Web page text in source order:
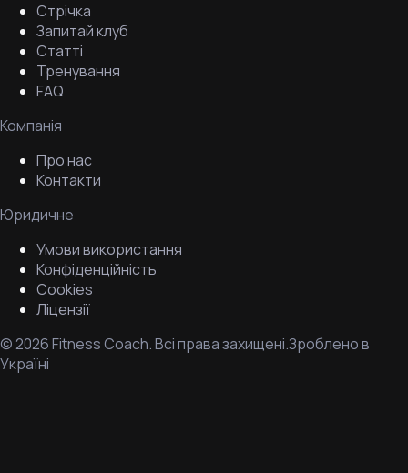
Стрічка
Запитай клуб
Статті
Тренування
FAQ
Компанія
Про нас
Контакти
Юридичне
Умови використання
Конфіденційність
Cookies
Ліцензії
©2026Fitness Coach.Всі права захищені.Зроблено в
Україні